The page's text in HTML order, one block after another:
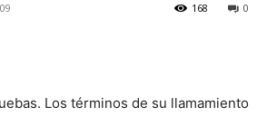
0
168
Los términos de su llamamiento